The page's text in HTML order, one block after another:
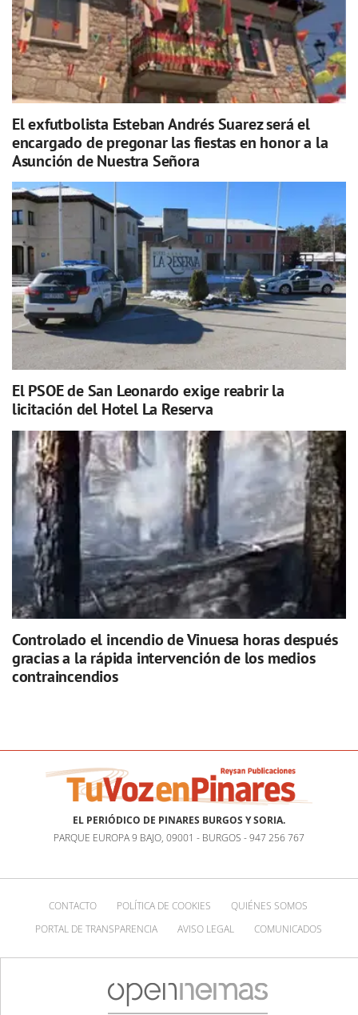
El exfutbolista Esteban Andrés Suarez será el
encargado de pregonar las fiestas en honor a la
Asunción de Nuestra Señora
El PSOE de San Leonardo exige reabrir la
licitación del Hotel La Reserva
Controlado el incendio de Vinuesa horas después
gracias a la rápida intervención de los medios
contraincendios
EL PERIÓDICO DE PINARES BURGOS Y SORIA.
PARQUE EUROPA 9 BAJO, 09001 - BURGOS - 947 256 767
CONTACTO POLÍTICA DE COOKIES
QUIÉNES SOMOS
PORTAL DE TRANSPARENCIA
AVISO LEGAL COMUNICADOS